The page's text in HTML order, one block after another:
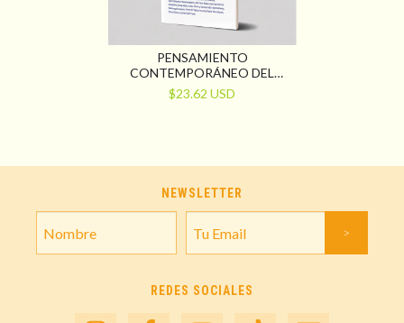
PENSAMIENTO
CONTEMPORÁNEO DEL
TRABAJO SOCIAL. LA
PROPUESTA DE MARGARITA
$23.62 USD
NEWSLETTER
REDES SOCIALES